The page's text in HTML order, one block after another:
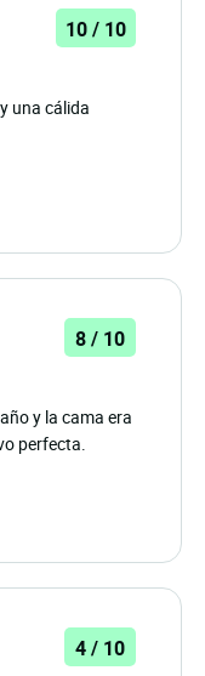
10 / 10
una cálida
8 / 10
y la cama era
perfecta.
4 / 10